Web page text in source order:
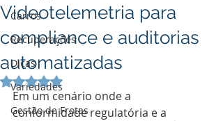
Carros
Recuperações
Dicas
Variedades
Gestão de Frotas
Videotelemetria para
compliance e auditorias
automatizadas
Avaliado com NaN de 5 estrelas.
Em um cenário onde a
conformidade regulatória e a